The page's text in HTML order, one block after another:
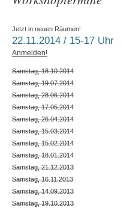
Jetzt in neuen Räumen!
22.11.2014 / 15-17 Uhr
Anmelden!
Samstag, 18.10.2014
Samstag, 19.07.2014
Samstag, 28.06.2014
Samstag, 17.05.2014
Samstag, 26.04.2014
Samstag, 15.03.2014
Samstag, 15.02.2014
Samstag, 18.01.2014
Samstag, 21.12.2013
Samstag, 16.11.2013
Samstag, 14.09.2013
Samstag, 19.10.2013